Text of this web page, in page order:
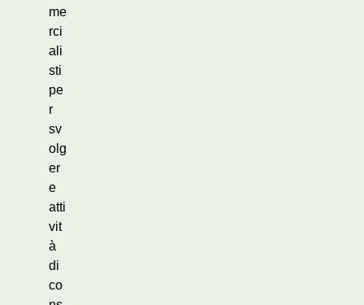
me
rci
ali
sti
pe
r
sv
olg
er
e
atti
vit
à
di
co